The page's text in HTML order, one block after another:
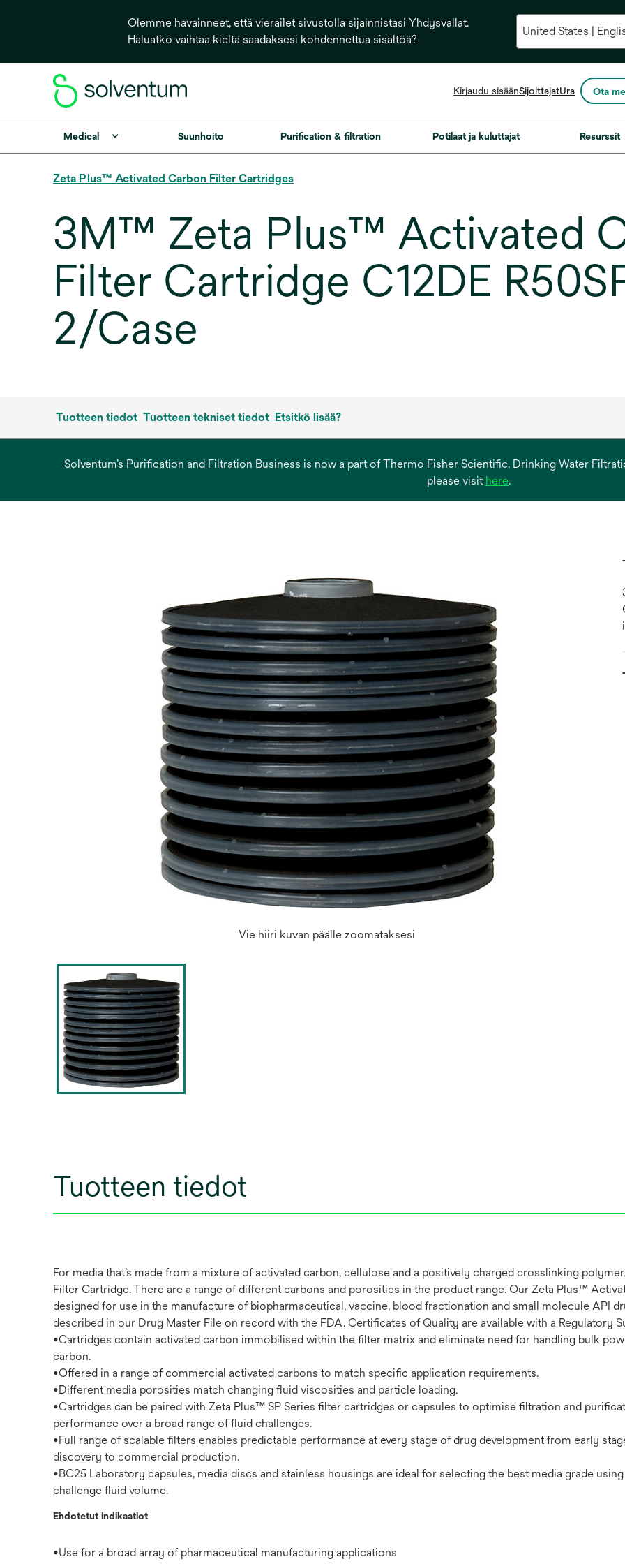
Olemme havainneet, että vierailet sivustolla sijainnistasi Yhdysvallat.
Haluatko vaihtaa kieltä saadaksesi kohdennettua sisältöä?
Kirjaudu sisäänSijoittajatopens
a
Ura Ota
Medical Suunhoito Purification & filtration Potilaat ja kuluttajat Resurssit
Zeta Plus™ Activated Carbon Filter Cartridges
3M™ Zeta Plus™ Activated
Filter Cartridge C12DE
2/Case
Tuotteen tiedot Tuotteen tekniset tiedot Etsitkö lisää?
Solventum’s Purification and Filtration Business is now a part of Thermo Fisher Scientific. Drinking Water
please visit hereopens
.
Vie hiiri kuvan päälle zoomataksesi
Tuotteen tiedot
For media that’s made from a mixture of activated carbon, cellulose and a positively charged crosslinking
Filter Cartridge. There are a range of different carbons and porosities in the product range. Our Zeta Plus™
designed for use in the manufacture of biopharmaceutical, vaccine, blood fractionation and small molecule API
described in our Drug Master File on record with the FDA. Certificates of Quality are available with a Regulatory
•Cartridges contain activated carbon immobilised within the filter matrix and eliminate need for handling bulk
carbon.
•Offered in a range of commercial activated carbons to match specific application requirements.
•Different media porosities match changing fluid viscosities and particle loading.
•Cartridges can be paired with Zeta Plus™ SP Series filter cartridges or capsules to optimise filtration and
performance over a broad range of fluid challenges.
•Full range of scalable filters enables predictable performance at every stage of drug development from early
discovery to commercial production.
•BC25 Laboratory capsules, media discs and stainless housings are ideal for selecting the best media grade
challenge fluid volume.
Ehdotetut indikaatiot
•Use for a broad array of pharmaceutical manufacturing applications